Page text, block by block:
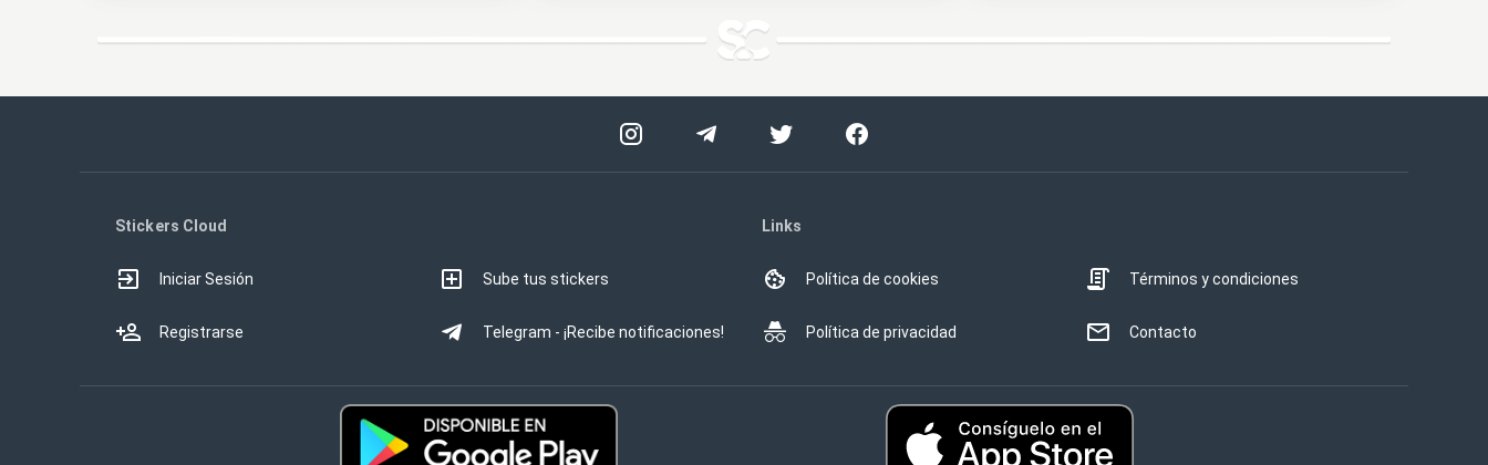
Stickers Cloud
Iniciar Sesión
Registrarse
Sube tus stickers
Telegram - ¡Recibe notificaciones!
Links
Política de cookies
Política de privacidad
Términos y condiciones
Contacto